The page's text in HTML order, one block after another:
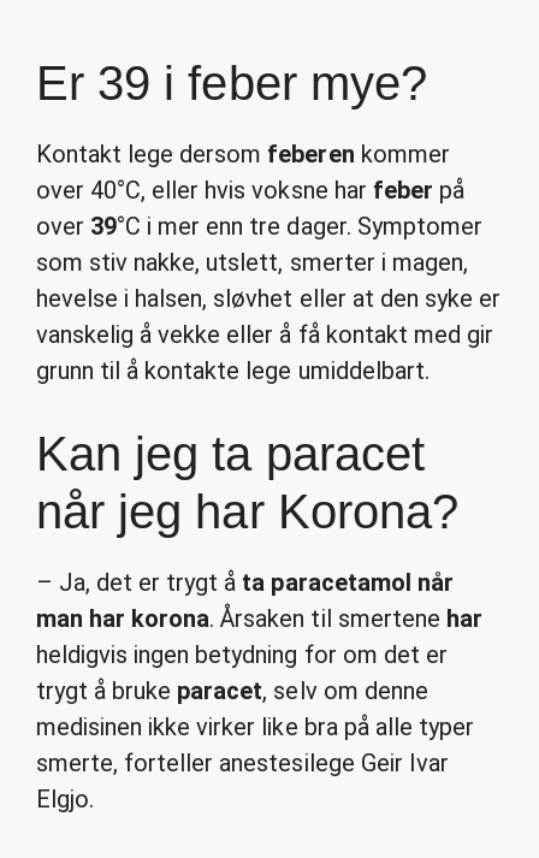
Er 39 i feber mye?
Kontakt lege dersom feberen kommer
over 40°C, eller hvis voksne har feber på
over 39°C i mer enn tre dager. Symptomer
som stiv nakke, utslett, smerter i magen,
hevelse i halsen, sløvhet eller at den syke er
vanskelig å vekke eller å få kontakt med gir
grunn til å kontakte lege umiddelbart.
Kan jeg ta paracet
når jeg har Korona?
– Ja, det er trygt å ta paracetamol når
man har korona. Årsaken til smertene har
heldigvis ingen betydning for om det er
trygt å bruke paracet, selv om denne
medisinen ikke virker like bra på alle typer
smerte, forteller anestesilege Geir Ivar
Elgjo.